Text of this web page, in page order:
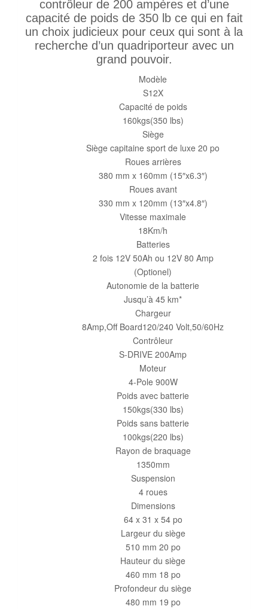
contrôleur de 200 ampères et d’une
capacité de poids de 350 lb ce qui en fait
un choix judicieux pour ceux qui sont à la
recherche d’un quadriporteur avec un
grand pouvoir.
Modèle
S12X
Capacité de poids
160kgs(350 lbs)
Siège
Siège capitaine sport de luxe 20 po
Roues arrières
380 mm x 160mm (15″x6.3″)
Roues avant
330 mm x 120mm (13″x4.8″)
Vitesse maximale
18Km/h
Batteries
2 fois 12V 50Ah ou 12V 80 Amp
(Optionel)
Autonomie de la batterie
Jusqu’à 45 km*
Chargeur
8Amp,Off Board120/240 Volt,50/60Hz
Contrôleur
S-DRIVE 200Amp
Moteur
4-Pole 900W
Poids avec batterie
150kgs(330 lbs)
Poids sans batterie
100kgs(220 lbs)
Rayon de braquage
1350mm
Suspension
4 roues
Dimensions
64 x 31 x 54 po
Largeur du siège
510 mm 20 po
Hauteur du siège
460 mm 18 po
Profondeur du siège
480 mm 19 po